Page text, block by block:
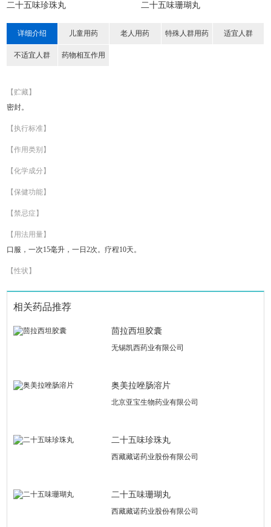
二十五味珍珠丸 二十五味珊瑚丸
详细介绍 儿童用药 老人用药 特殊人群用药 适宜人群
不适宜人群 药物相互作用
【贮藏】
密封。
【执行标准】
【作用类别】
【化学成分】
【保健功能】
【禁忌症】
【用法用量】
口服，一次15毫升，一日2次。疗程10天。
【性状】
相关药品推荐
茴拉西坦胶囊
无锡凯西药业有限公司
奥美拉唑肠溶片
北京亚宝生物药业有限公司
二十五味珍珠丸
西藏藏诺药业股份有限公司
二十五味珊瑚丸
西藏藏诺药业股份有限公司